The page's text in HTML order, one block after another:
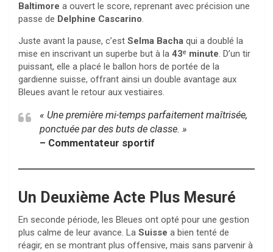
Baltimore a ouvert le score, reprenant avec précision une
passe de Delphine Cascarino.
Juste avant la pause, c’est Selma Bacha qui a doublé la
mise en inscrivant un superbe but à la 43ᵉ minute. D’un tir
puissant, elle a placé le ballon hors de portée de la
gardienne suisse, offrant ainsi un double avantage aux
Bleues avant le retour aux vestiaires.
« Une première mi-temps parfaitement maîtrisée,
ponctuée par des buts de classe. »
– Commentateur sportif
Un Deuxième Acte Plus Mesuré
En seconde période, les Bleues ont opté pour une gestion
plus calme de leur avance. La Suisse a bien tenté de
réagir, en se montrant plus offensive, mais sans parvenir à